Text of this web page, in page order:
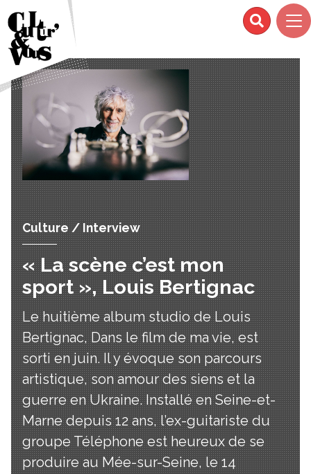
Culture / Interview
« La scène c’est mon
sport », Louis Bertignac
Le huitième album studio de Louis
Bertignac, Dans le film de ma vie, est
sorti en juin. Il y évoque son parcours
artistique, son amour des siens et la
guerre en Ukraine. Installé en Seine-et-
Marne depuis 12 ans, l’ex-guitariste du
groupe Téléphone est heureux de se
produire au Mée-sur-Seine, le 14